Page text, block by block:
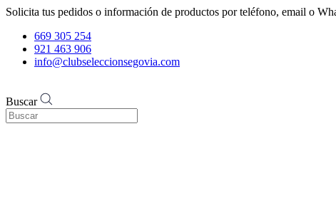
Solicita tus pedidos o información de productos por teléfono, email o
669 305 254
921 463 906
info@clubseleccionsegovia.com
Buscar